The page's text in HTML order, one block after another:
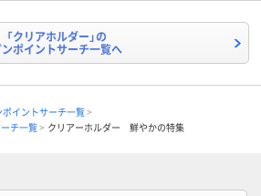
「クリアホルダー」の
ンポイントサーチ一覧へ
ポイントサーチ一覧
チ一覧
クリアーホルダー 鮮やかの特集